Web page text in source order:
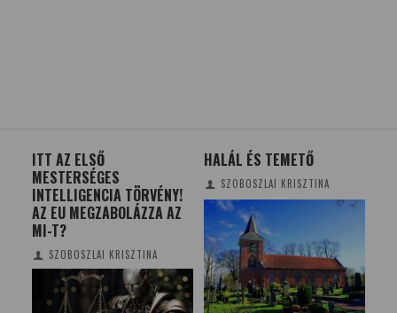
ITT AZ ELSŐ
MESTERSÉGES
INTELLIGENCIA TÖRVÉNY!
AZ EU MEGZABOLÁZZA AZ
MI-T?
SZOBOSZLAI KRISZTINA
HALÁL ÉS TEMETŐ
SZOBOSZLAI KRISZTINA